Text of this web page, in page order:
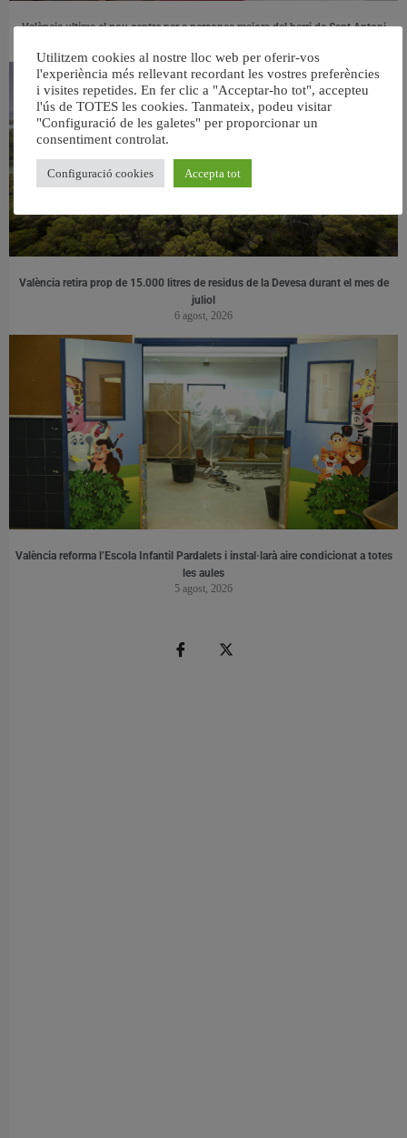
València ultima el nou centre per a persones majors del barri de Sant Antoni
València retira prop de 15.000 litres de residus de la Devesa durant el mes de
juliol
6 agost, 2026
València reforma l’Escola Infantil Pardalets i instal·larà aire condicionat a totes
les aules
5 agost, 2026
Utilitzem cookies al nostre lloc web per oferir-vos
l'experiència més rellevant recordant les vostres preferències
i visites repetides. En fer clic a "Acceptar-ho tot", accepteu
l'ús de TOTES les cookies. Tanmateix, podeu visitar
"Configuració de les galetes" per proporcionar un
consentiment controlat.
Configuració cookies Accepta tot